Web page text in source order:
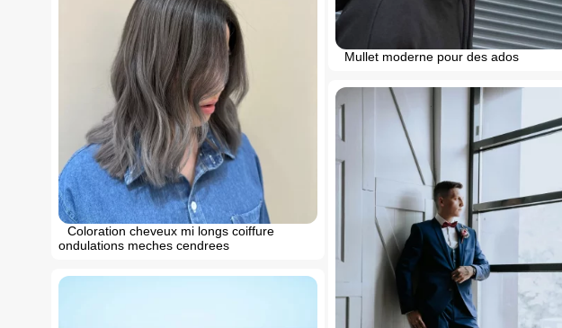
Mullet moderne pour des ados
Coloration cheveux mi longs coiffure
ondulations meches cendrees